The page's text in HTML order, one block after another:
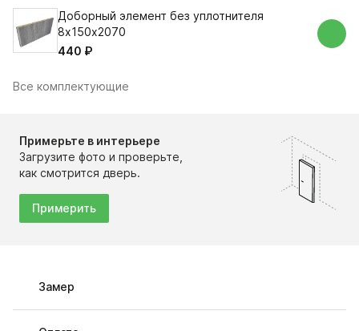
Доборный элемент без уплотнителя
8х150х2070
440 ₽
Все комплектующие
Примерьте в интерьере
Загрузите фото и проверьте,
как смотрится дверь.
Примерить
Замер